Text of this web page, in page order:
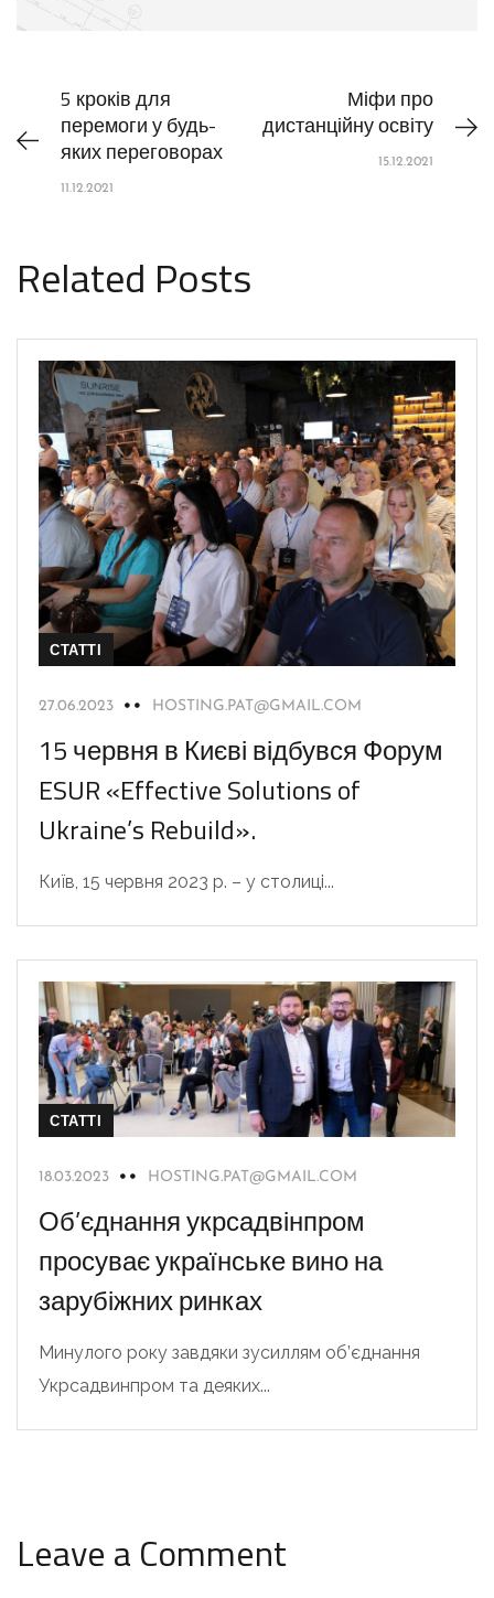
5 кроків для
перемоги у будь-
яких переговорах
11.12.2021
Міфи про
дистанційну освіту
15.12.2021
Related Posts
СТАТТІ
27.06.2023 HOSTING.PAT@GMAIL.COM
15 червня в Києві відбувся Форум
ESUR «Effective Solutions of
Ukraine’s Rebuild».
Київ, 15 червня 2023 р. – у столиці...
СТАТТІ
18.03.2023 HOSTING.PAT@GMAIL.COM
Об’єднання укрсадвінпром
просуває українське вино на
зарубіжних ринках
Минулого року завдяки зусиллям об’єднання
Укрсадвинпром та деяких...
Leave a Comment